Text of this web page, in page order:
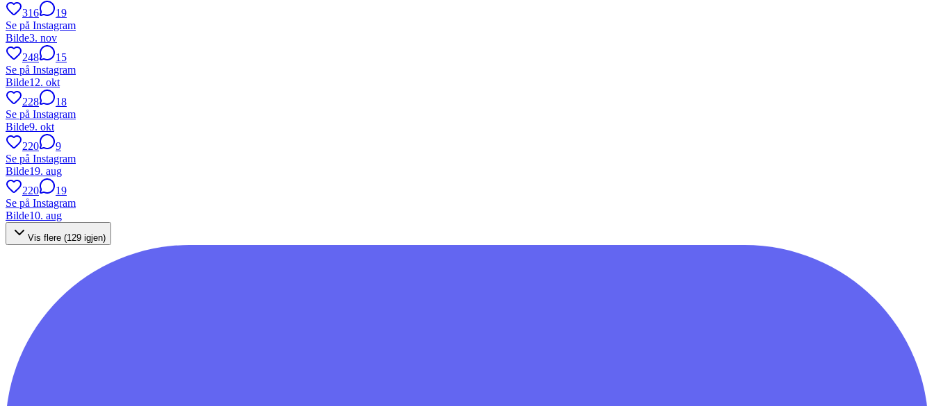
316
19
Se på Instagram
Bilde3. nov
248
15
Se på Instagram
Bilde12. okt
228
18
Se på Instagram
Bilde9. okt
220
9
Se på Instagram
Bilde19. aug
220
19
Se på Instagram
Bilde10. aug
Vis flere (129 igjen)